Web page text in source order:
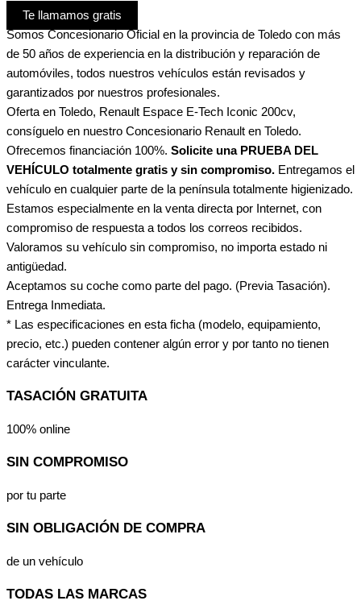
Te llamamos gratis
Somos Concesionario Oficial en la provincia de Toledo con más
de 50 años de experiencia en la distribución y reparación de
automóviles, todos nuestros vehículos están revisados ​​y
garantizados por nuestros profesionales.
Oferta en Toledo, Renault Espace E-Tech Iconic 200cv,
consíguelo en nuestro Concesionario Renault en Toledo.
Ofrecemos financiación 100%. Solicite una PRUEBA DEL
VEHÍCULO totalmente gratis y sin compromiso. Entregamos el
vehículo en cualquier parte de la península totalmente higienizado.
Estamos especialmente en la venta directa por Internet, con
compromiso de respuesta a todos los correos recibidos.
Valoramos su vehículo sin compromiso, no importa estado ni
antigüedad.
Aceptamos su coche como parte del pago. (Previa Tasación).
Entrega Inmediata.
* Las especificaciones en esta ficha (modelo, equipamiento,
precio, etc.) pueden contener algún error y por tanto no tienen
carácter vinculante.
TASACIÓN GRATUITA
100% online
SIN COMPROMISO
por tu parte
SIN OBLIGACIÓN DE COMPRA
de un vehículo
TODAS LAS MARCAS